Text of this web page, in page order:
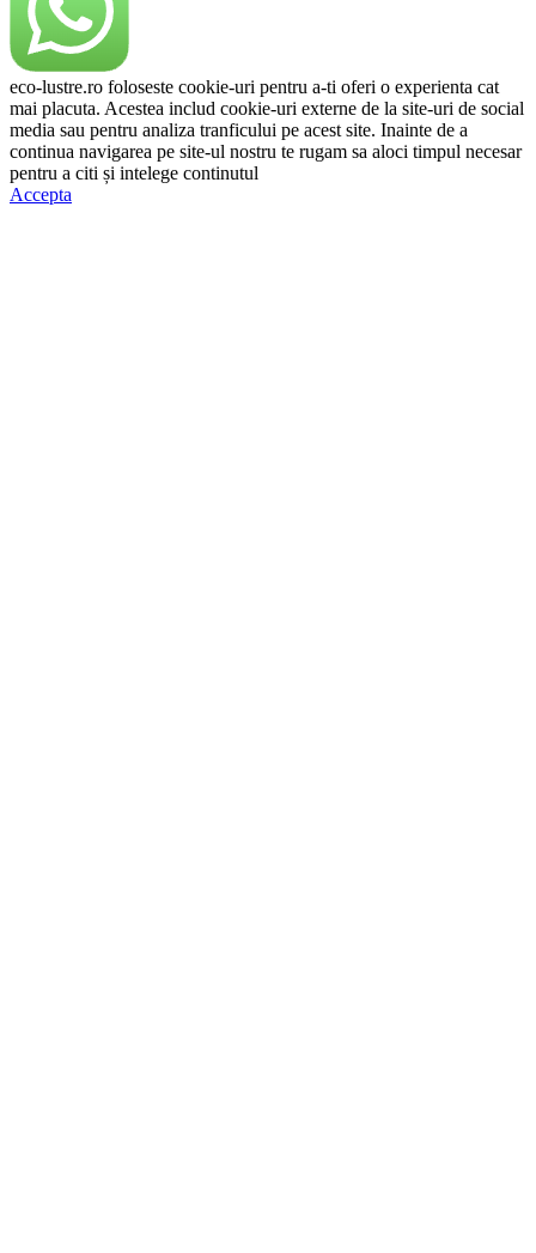
eco-lustre.ro foloseste cookie-uri pentru a-ti oferi o experienta cat
mai placuta. Acestea includ cookie-uri externe de la site-uri de social
media sau pentru analiza tranficului pe acest site. Inainte de a
continua navigarea pe site-ul nostru te rugam sa aloci timpul necesar
pentru a citi și intelege continutul
Accepta